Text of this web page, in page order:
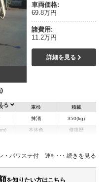
車両価格:
69.8万円
諸費用:
11.2万円
詳細を見る
車検
抹消
積載
350(kg)
本体色 修復歴
る
パワステ付 運転席エアバッグ
を知りたい方はこちら